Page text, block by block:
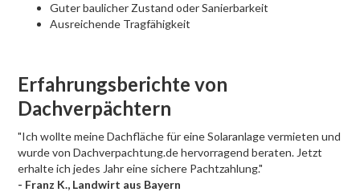
Guter baulicher Zustand oder Sanierbarkeit
Ausreichende Tragfähigkeit
Erfahrungsberichte von
Dachverpächtern
"Ich wollte meine Dachfläche für eine Solaranlage vermieten und
wurde von Dachverpachtung.de hervorragend beraten. Jetzt
erhalte ich jedes Jahr eine sichere Pachtzahlung."
- Franz K., Landwirt aus Bayern